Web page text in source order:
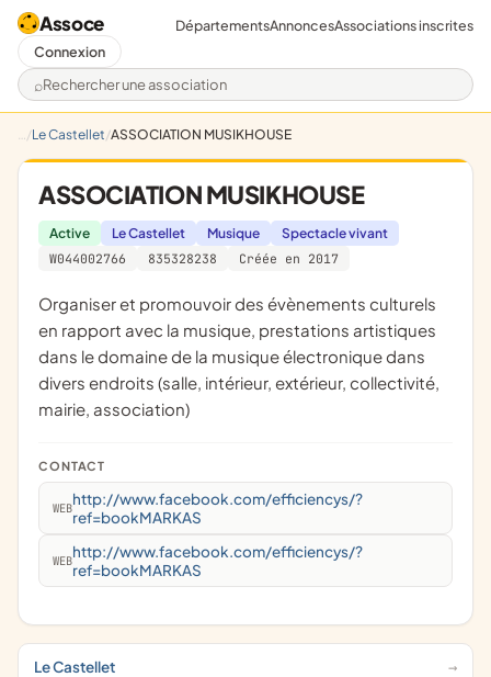
Assoce
Rechercher une association
DépartementsAnnoncesAssociations inscrites
Connexion
Le Castellet ASSOCIATION MUSIKHOUSE
ASSOCIATION MUSIKHOUSE
Active Le Castellet Musique
Spectacle vivant
W044002766
835328238 Créée en 2017
organiser et promouvoir des évènements culturels
en rapport avec la musique, prestations artistiques
dans le domaine de la musique électronique dans
divers endroits (salle, intérieur, extérieur, collectivité,
mairie, association)
CONTACT
WEBhttp://www.facebook.com/efficiencys/?
ref=bookMARKAS
WEBhttp://www.facebook.com/efficiencys/?
ref=bookMARKAS
Le Castellet